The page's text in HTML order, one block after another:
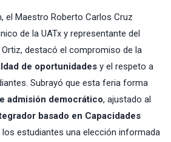
el Maestro Roberto Carlos Cruz
de la UATx y representante del
Ortiz, destacó el compromiso de la
de oportunidades y el respeto a
Subrayó que esta feria forma
admisión democrático, ajustado al
basado en Capacidades
los estudiantes una elección informada